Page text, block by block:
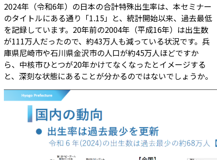
2024年（令和6年）の日本の合計特殊出生率は、本セミナー
のタイトルにある通り「1.15」と、統計開始以来、過去最低
を記録しています。20年前の2004年（平成16年）は出生数
が111万人だったので、約43万人も減っている状況です。兵
庫県尼崎市や石川県金沢市の人口が約45万人ほどですか
ら、中核市ひとつが20年かけてなくなったとイメージする
と、深刻な状態にあることが分かるのではないでしょうか。